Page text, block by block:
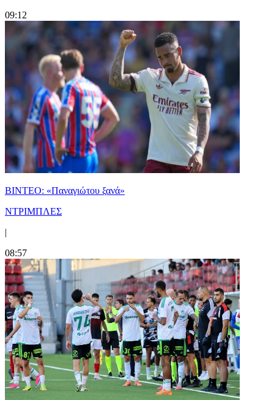
09:12
ΒΙΝΤΕΟ: «Παναγιώτου ξανά»
ΝΤΡΙΜΠΛΕΣ
|
08:57